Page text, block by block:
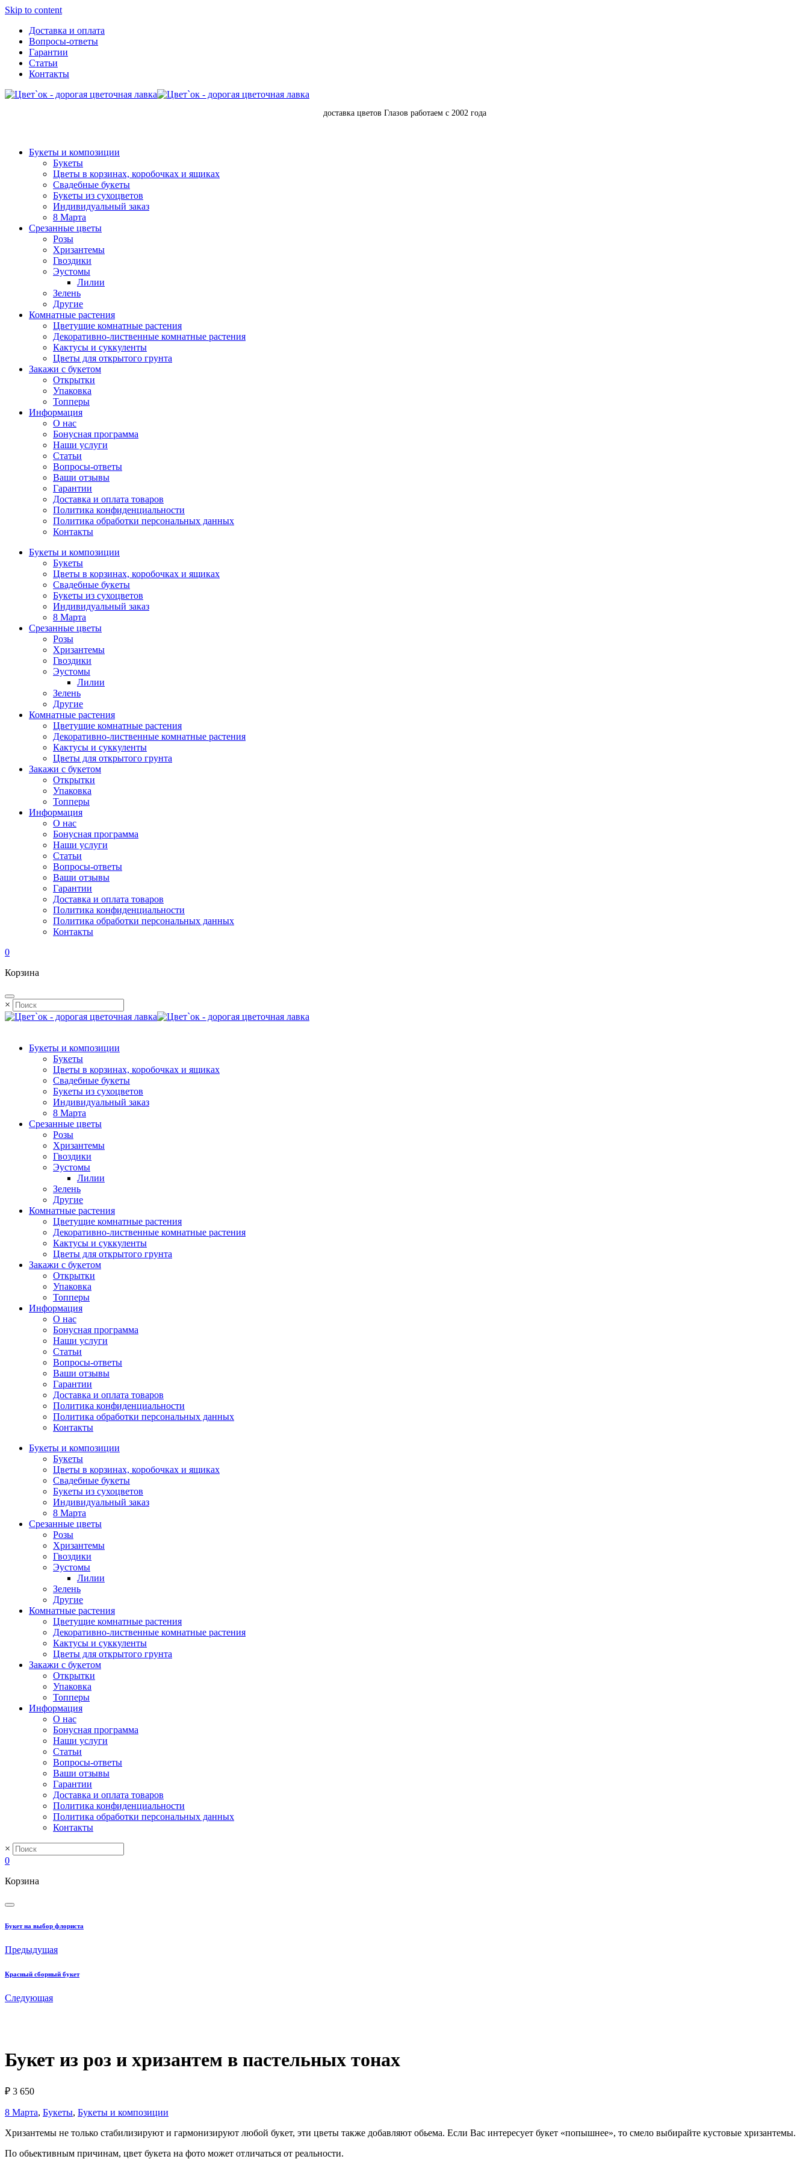
Skip to content
Доставка и оплата
Вопросы-ответы
Гарантии
Статьи
Контакты
доставка цветов Глазов работаем с 2002 года
Букеты и композиции
Букеты
Цветы в корзинах, коробочках и ящиках
Свадебные букеты
Букеты из сухоцветов
Индивидуальный заказ
8 Марта
Срезанные цветы
Розы
Хризантемы
Гвоздики
Эустомы
Лилии
Зелень
Другие
Комнатные растения
Цветущие комнатные растения
Декоративно-лиственные комнатные растения
Кактусы и суккуленты
Цветы для открытого грунта
Закажи с букетом
Открытки
Упаковка
Топперы
Информация
О нас
Бонусная программа
Наши услуги
Статьи
Вопросы-ответы
Ваши отзывы
Гарантии
Доставка и оплата товаров
Политика конфиденциальности
Политика обработки персональных данных
Контакты
Букеты и композиции
Букеты
Цветы в корзинах, коробочках и ящиках
Свадебные букеты
Букеты из сухоцветов
Индивидуальный заказ
8 Марта
Срезанные цветы
Розы
Хризантемы
Гвоздики
Эустомы
Лилии
Зелень
Другие
Комнатные растения
Цветущие комнатные растения
Декоративно-лиственные комнатные растения
Кактусы и суккуленты
Цветы для открытого грунта
Закажи с букетом
Открытки
Упаковка
Топперы
Информация
О нас
Бонусная программа
Наши услуги
Статьи
Вопросы-ответы
Ваши отзывы
Гарантии
Доставка и оплата товаров
Политика конфиденциальности
Политика обработки персональных данных
Контакты
0
Корзина
×
Букеты и композиции
Букеты
Цветы в корзинах, коробочках и ящиках
Свадебные букеты
Букеты из сухоцветов
Индивидуальный заказ
8 Марта
Срезанные цветы
Розы
Хризантемы
Гвоздики
Эустомы
Лилии
Зелень
Другие
Комнатные растения
Цветущие комнатные растения
Декоративно-лиственные комнатные растения
Кактусы и суккуленты
Цветы для открытого грунта
Закажи с букетом
Открытки
Упаковка
Топперы
Информация
О нас
Бонусная программа
Наши услуги
Статьи
Вопросы-ответы
Ваши отзывы
Гарантии
Доставка и оплата товаров
Политика конфиденциальности
Политика обработки персональных данных
Контакты
Букеты и композиции
Букеты
Цветы в корзинах, коробочках и ящиках
Свадебные букеты
Букеты из сухоцветов
Индивидуальный заказ
8 Марта
Срезанные цветы
Розы
Хризантемы
Гвоздики
Эустомы
Лилии
Зелень
Другие
Комнатные растения
Цветущие комнатные растения
Декоративно-лиственные комнатные растения
Кактусы и суккуленты
Цветы для открытого грунта
Закажи с букетом
Открытки
Упаковка
Топперы
Информация
О нас
Бонусная программа
Наши услуги
Статьи
Вопросы-ответы
Ваши отзывы
Гарантии
Доставка и оплата товаров
Политика конфиденциальности
Политика обработки персональных данных
Контакты
×
0
Корзина
Букет на выбор флориста
Предыдущая
Красный сборный букет
Следующая
Букет из роз и хризантем в пастельных тонах
₽ 3 650
8 Марта, Букеты, Букеты и композиции
Хризантемы не только стабилизируют и гармонизируют любой букет, эти цветы также добавляют обьема. Если Вас интересует букет «попышнее», то смело выбирайте кустовые хризантемы.
По обьективным причинам, цвет букета на фото может отличаться от реальности.